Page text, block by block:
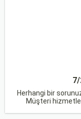
Herhangi bir
Müşteri